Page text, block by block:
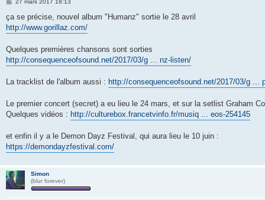
s
a
27 mars 2017 18:13
ça se précise, nouvel album "Humanz" sortie le 28 avril
http://www.gorillaz.com/
Quelques premières chansons sont sorties
http://consequenceofsound.net/2017/03/g ... nz-listen/
La tracklist de l'album aussi : http://consequenceofsound.net/2017/03/g ...
Le premier concert (secret) a eu lieu le 24 mars, et sur la setlist Graham
Quelques vidéos : http://culturebox.francetvinfo.fr/musiq ... eos-254145
et enfin il y a le Demon Dayz Festival, qui aura lieu le 10 juin :
https://demondayzfestival.com/
Simon
(blur forever)